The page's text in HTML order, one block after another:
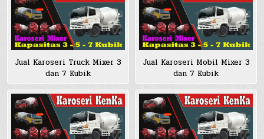
Jual Karoseri Truck Mixer 3
dan 7 Kubik
Jual Karoseri Mobil Mixer 3
dan 7 Kubik